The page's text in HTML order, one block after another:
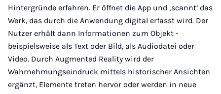
Hintergründe erfahren. Er öffnet die App und ‚scannt‘ das
Werk, das durch die Anwendung digital erfasst wird. Der
Nutzer erhält dann Informationen zum Objekt -
beispielsweise als Text oder Bild, als Audiodatei oder
Video. Durch Augmented Reality wird der
Wahrnehmungseindruck mittels historischer Ansichten
ergänzt, Elemente treten hervor oder werden in neue